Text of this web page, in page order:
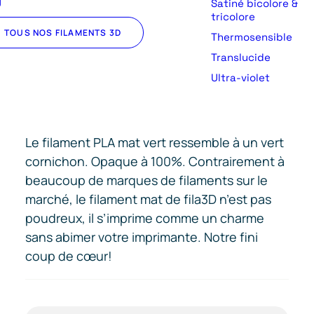
TOUS NOS FILAMENTS 3D
Satiné bicolore &
tricolore
Thermosensible
Translucide
Ultra-violet
Le filament PLA mat vert ressemble à un vert
cornichon. Opaque à 100%. Contrairement à
beaucoup de marques de filaments sur le
marché, le filament mat de fila3D n’est pas
poudreux, il s’imprime comme un charme
sans abimer votre imprimante. Notre fini
coup de cœur!